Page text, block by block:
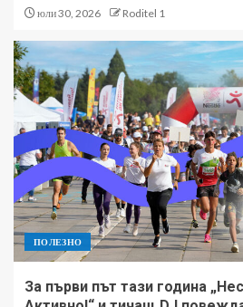
юли 30, 2026 Roditel 1
ПОЛЕЗНО
За първи път тази година